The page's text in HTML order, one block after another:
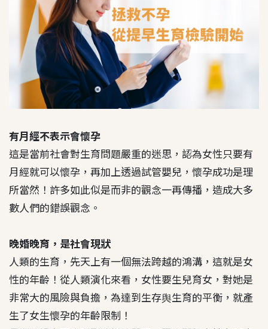
有月經不表示會懷孕
這是當前社會對生育問題嚴重的迷思，認為女性只要有
月經就可以懷孕，再加上透過試管嬰兒，懷孕成功是理
所當然！許多如此似是而非的觀念一再傳播，造成大多
數人們的錯誤觀念。
晚婚晚育，是社會現狀
人類的生育，先天上有一個無法跨越的鴻溝，這就是女
性的年齡！從人類演化來看，女性要生兒育女，對她是
非常大的風險與負擔，為達到生存舆生育的平衡，就產
生了女生懷孕的年齡限制！